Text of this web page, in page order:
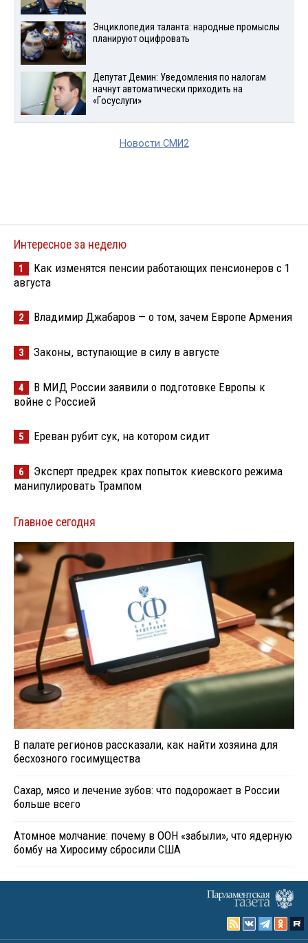
Энциклопедия таланта: народные промыслы
планируют оцифровать
Депутат Демин: Уведомления по налогам
начнут автоматически приходить на
«Госуслуги»
Новости СМИ2
Интересное за неделю
1
Как изменятся пенсии работающих пенсионеров с 1
августа
2 Владимир Джабаров — о том, зачем Европе Армения
3 Законы, вступающие в силу в августе
4
В МИД России заявили о подготовке Европы к
войне с Россией
5 Ереван рубит сук, на котором сидит
6
Эксперт предрек крах попыток киевского режима
манипулировать Трампом
Главное сегодня
В палате регионов рассказали, как найти хозяина для
бесхозного госимущества
Сахар, мясо и лечение зубов: что подорожает в России
больше всего
Атомное молчание: почему в ООН «забыли», что ядерную
бомбу на Хиросиму сбросили США